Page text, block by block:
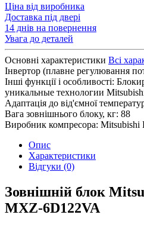
Ціна від виробника
Доставка під двері
14 днів на повернення
Увага до деталей
Основні характеристики Всі
Інвертор (плавне регулювання
Інші функції і особливості:
уникальные технологии
Адаптація до від'ємної
Вага зовнішнього блоку, кг: 88
Виробник компресора: Mitsubishi
Опис
Характеристики
Відгуки (0)
Зовнішній блок
MXZ-6D122VA